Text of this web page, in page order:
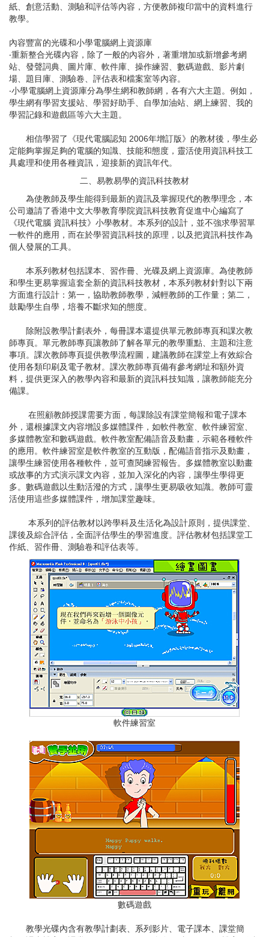
紙、創意活動、測驗和評估等內容，方便教師複印當中的資料進行
教學。
內容豐富的光碟和小學電腦網上資源庫
‧重新整合光碟內容，除了一般的內容外，著重增加或新增參考網
站、發聲詞典、圖片庫、軟件庫、操作練習、數碼遊戲、影片劇
場、題目庫、測驗卷、評估表和檔案室等內容。
‧小學電腦網上資源庫分為學生網和教師網，各有六大主題。例如，
學生網有學習支援站、學習好助手、自學加油站、網上練習、我的
學習記錄和遊戲區等六大主題。
相信學習了《現代電腦認知 2006年增訂版》的教材後，學生必
定能夠掌握足夠的電腦的知識、技能和態度，靈活使用資訊科技工
具處理和使用各種資訊，迎接新的資訊年代。
二、易教易學的資訊科技教材
為使教師及學生能得到最新的資訊及掌握現代的教學理念，本
公司邀請了香港中文大學教育學院資訊科技教育促進中心編寫了
《現代電腦 資訊科技》小學教材。本系列的設計，並不強求學習單
一軟件的應用，而在於學習資訊科技的原理，以及把資訊科技作為
個人發展的工具。
本系列教材包括課本、習作冊、光碟及網上資源庫。為使教師
和學生更易掌握這套全新的資訊科技教材，本系列教材針對以下兩
方面進行設計：第一，協助教師教學，減輕教師的工作量；第二，
鼓勵學生自學，培養不斷求知的態度。
除附設教學計劃表外，每冊課本還提供單元教師專頁和課次教
師專頁。單元教師專頁讓教師了解各單元的教學重點、主題和注意
事項。課次教師專頁提供教學流程圖，建議教師在課堂上有效綜合
使用各類印刷及電子教材。課次教師專頁備有參考網址和額外資
料，提供更深入的教學內容和最新的資訊科技知識，讓教師能充分
備課。
在照顧教師授課需要方面，每課除設有課堂簡報和電子課本
外，還根據課文內容增設多媒體課件，如軟件教室、軟件練習室、
多媒體教室和數碼遊戲。軟件教室配備語音及動畫，示範各種軟件
的應用。軟件練習室是軟件教室的互動版，配備語音指示及動畫，
讓學生練習使用各種軟件，並可查閱練習報告。多媒體教室以動畫
或故事的方式演示課文內容，並加入深化的內容，讓學生學得更
多。數碼遊戲以生動活潑的方式，讓學生更易吸收知識。教師可靈
活使用這些多媒體課件，增加課堂趣味。
本系列的評估教材以跨學科及生活化為設計原則，提供課堂、
課後及綜合評估，全面評估學生的學習進度。評估教材包括課堂工
作紙、習作冊、測驗卷和評估表等。
軟件練習室
數碼遊戲
教學光碟內含有教學計劃表、系列影片、電子課本、課堂簡